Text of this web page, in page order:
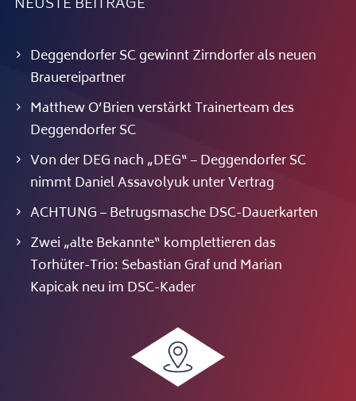
Deggendorfer SC gewinnt Zirndorfer als neuen
Brauereipartner
Matthew O’Brien verstärkt Trainerteam des
Deggendorfer SC
Von der DEG nach „DEG“ – Deggendorfer SC
nimmt Daniel Assavolyuk unter Vertrag
ACHTUNG – Betrugsmasche DSC-Dauerkarten
Zwei „alte Bekannte“ komplettieren das
Torhüter-Trio: Sebastian Graf und Marian
Kapicak neu im DSC-Kader